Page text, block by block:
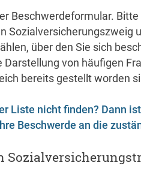
Beschwerdeformular.
Sozialversicherungszweig
über den Sie sich
von häufigen
bereits gestellt worden
Liste nicht finden? Dann
Beschwerde an die